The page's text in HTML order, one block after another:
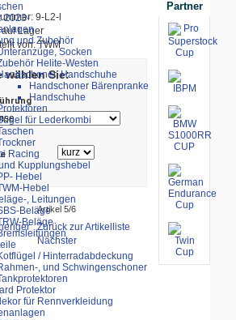
2023-
und Zubehör
Socken
Helite-Westen
Handschuhe
Handschoner Bärenpranke
Handschuhe
für Lederkombi
Racing
Kupplungshebel
Hebel
Hebel
, Leitungen
Beläge
Beläge
/ Hinterradabdeckung
, und Schwingenschoner
Protektor
für Rennverkleidung
9-L2-l
Lager
von: TWM
wählen Sie:
Artikel 5/6
Zurück zur Artikelliste
Nächster
Partner